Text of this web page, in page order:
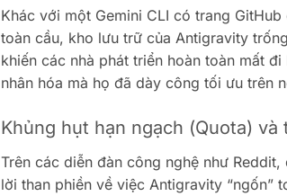
Khác với một Gemini CLI có trang
toàn cầu, kho lưu trữ của Antigravity
khiến các nhà phát triển hoàn toàn mất
nhân hóa mà họ đã dày công tối ưu trên
Khủng hụt hạn ngạch (Quota)
Trên các diễn đàn công nghệ như
lời than phiền về việc Antigravity